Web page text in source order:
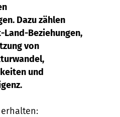
Dazu zählen
Land-Beziehungen,
von
und